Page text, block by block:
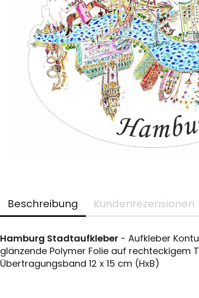
Beschreibung Kundenrezensionen
Hamburg Stadtaufkleber - Aufkleber
glänzende Polymer Folie auf rechteckigem
Übertragungsband 12 x 15 cm (HxB)